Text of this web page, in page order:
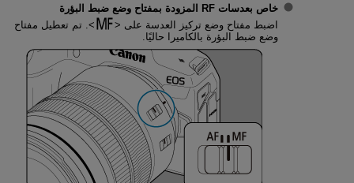
خاص بعدسات RF المزودة بمفتاح وضع ضبط البؤرة
اضبط مفتاح وضع تركيز العدسة على
. تم تعطيل مفتاح
وضع ضبط البؤرة بالكاميرا حاليًا.